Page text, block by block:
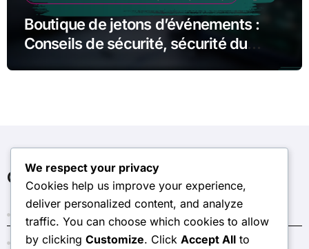
Boutique de jetons d’événements :
Conseils de sécurité, sécurité du
Catégories
Bonus du Pass Mensuel
Codes de Dark Crystal
We respect your privacy
Cookies help us improve your experience,
deliver personalized content, and analyze
traffic. You can choose which cookies to allow
by clicking Customize. Click Accept All to